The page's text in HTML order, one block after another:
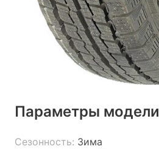
Параметры модели
Сезонность: Зима